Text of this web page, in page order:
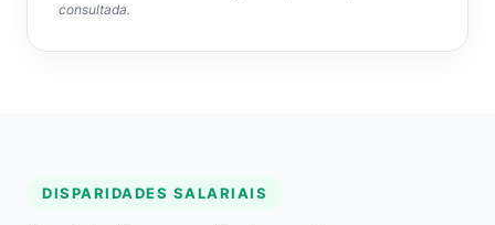
consultada.
DISPARIDADES SALARIAIS